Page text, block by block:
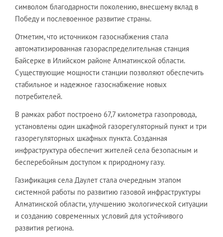
символом благодарности поколению, внесшему вклад в
Победу и послевоенное развитие страны.
Отметим, что источником газоснабжения стала
автоматизированная газораспределительная станция
Байсерке в Илийском районе Алматинской области.
Существующие мощности станции позволяют обеспечить
стабильное и надежное газоснабжение новых
потребителей.
В рамках работ построено 67,7 километра газопровода,
установлены один шкафной газорегуляторный пункт и три
газорегуляторных шкафных пункта. Созданная
инфраструктура обеспечит жителей села безопасным и
бесперебойным доступом к природному газу.
Газификация села Даулет стала очередным этапом
системной работы по развитию газовой инфраструктуры
Алматинской области, улучшению экологической ситуации
и созданию современных условий для устойчивого
развития региона.